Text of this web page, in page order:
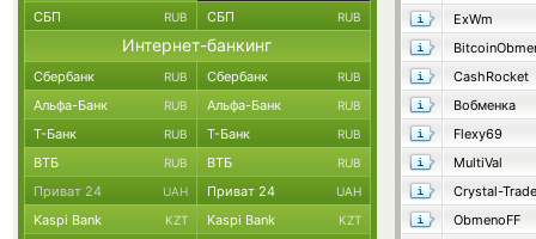
ExWm
CashRocket
Вобменка
Flexy69
MultiVal
Crystal-Trade
ObmenoFF
СБП RUB СБП RUB
Интернет-банкинг
Сбербанк RUB Сбербанк RUB
Альфа-Банк RUB Альфа-Банк RUB
Т-Банк RUB Т-Банк RUB
ВТБ RUB ВТБ RUB
Приват 24 UAH Приват 24 UAH
Kaspi Bank KZT Kaspi Bank KZT